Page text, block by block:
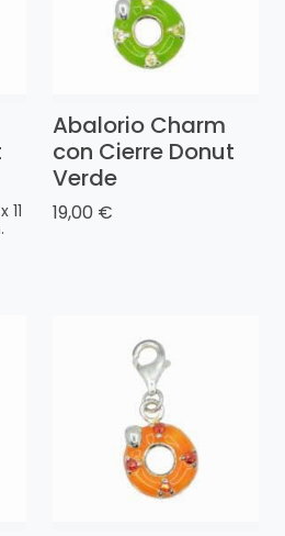
Abalorio Charm
con Cierre Donut
Verde
19,00 €